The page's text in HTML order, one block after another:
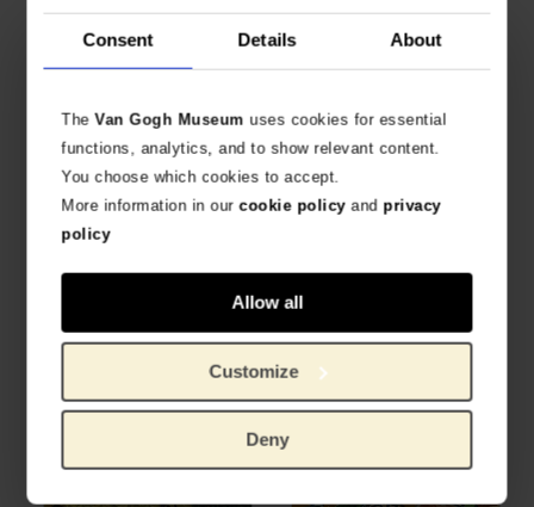
Consent Details About
TheVan Gogh Museum uses cookies for essential
functions, analytics, and to show relevant content.
You choose which cookies to accept.
More information in ourcookie policyand privacy
policy
Allow all
Customize
Deny
Van Gogh Giclée, De roze
28,93
Van Gogh Giclée, Veld met
€28,93
Korenveld met maaier
VAN GOGH, VINCENT
Van Gogh Giclée, IJsvogel
aan de waterkant